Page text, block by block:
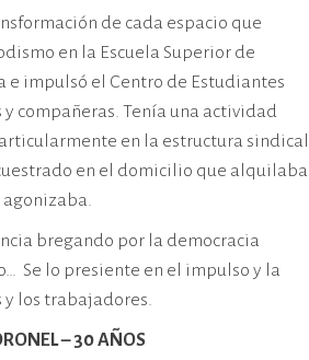
de cada espacio que
en la Escuela Superior de
e impulsó el Centro de Estudiantes
compañeras. Tenía una actividad
en la estructura sindical
en el domicilio que alquilaba
agonizaba.
bregando por la democracia
Se lo presiente en el impulso y la
los trabajadores.
– 30 AÑOS